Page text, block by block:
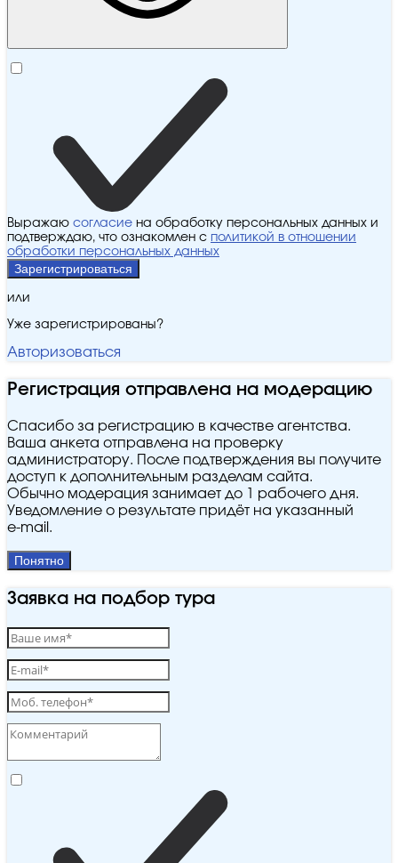
Выражаю согласие на обработку персональных данных и
подтверждаю, что ознакомлен с политикой в отношении
обработки персональных данных
Зарегистрироваться
или
Уже зарегистрированы?
Авторизоваться
Регистрация отправлена на модерацию
Спасибо за регистрацию в качестве агентства.
Ваша анкета отправлена на проверку
администратору. После подтверждения вы получите
доступ к дополнительным разделам сайта.
Обычно модерация занимает до 1 рабочего дня.
Уведомление о результате придёт на указанный
e‑mail.
Понятно
Заявка на подбор тура